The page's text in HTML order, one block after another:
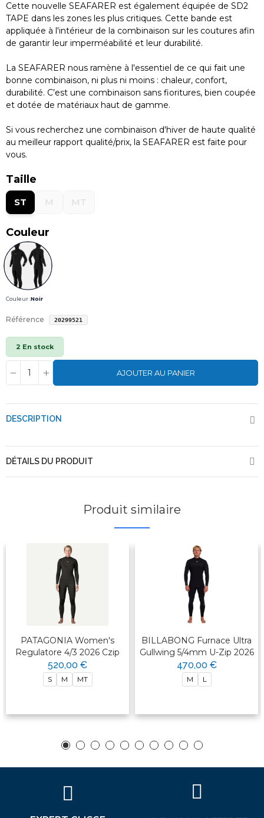
Cette nouvelle SEAFARER est également équipée de SD2
TAPE dans les zones les plus critiques. Cette bande est
appliquée à l'intérieur de la combinaison sur les coutures afin
de garantir leur imperméabilité et leur durabilité.
La SEAFARER nous ramène à l'essentiel de ce qui fait une
bonne combinaison, ni plus ni moins : chaleur, confort,
durabilité. C’est une combinaison sans fioritures, bien coupée
et dotée de matériaux haut de gamme.
Si vous recherchez une combinaison d'hiver de haute qualité
au meilleur rapport qualité/prix, la SEAFARER est faite pour
vous.
Taille
ST M MT
Couleur
Couleur :Noir
Référence 20299521
2 En stock
AJOUTER AU PANIER
DESCRIPTION
DÉTAILS DU PRODUIT
Produit similaire
PATAGONIA Women's
Regulatore 4/3 2026 Czip
520,00 €
S M MT
BILLABONG Furnace Ultra
Gullwing 5/4mm U-Zip 2026
470,00 €
M L